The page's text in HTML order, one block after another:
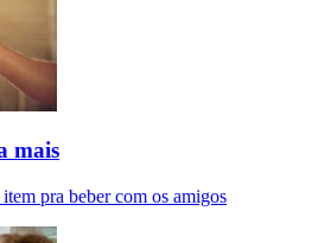
mais
pra beber com os amigos